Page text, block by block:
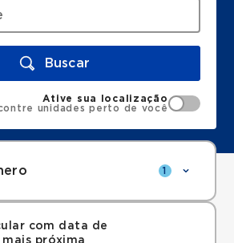
Buscar
Ative sua localização
unidades perto de você
1
com data de
próxima